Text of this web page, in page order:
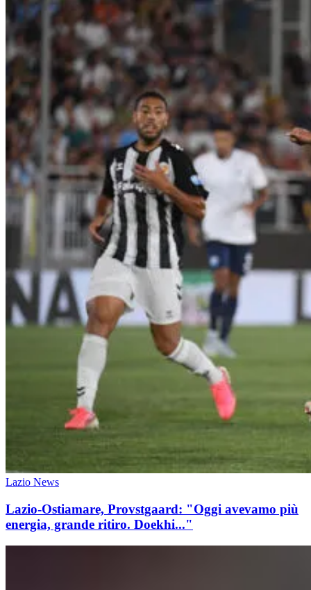
Lazio News
Lazio-Ostiamare, Provstgaard: "Oggi avevamo più
energia, grande ritiro. Doekhi..."